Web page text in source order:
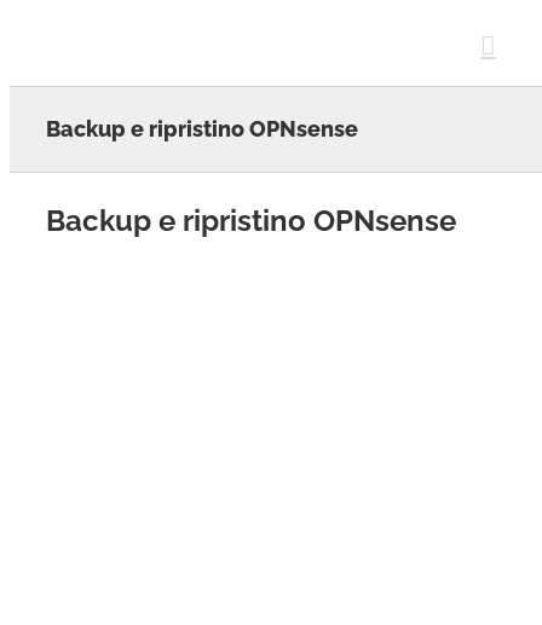
Backup e ripristino OPNsense
Backup e ripristino OPNsense